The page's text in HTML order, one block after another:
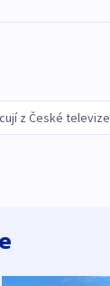
z České televize